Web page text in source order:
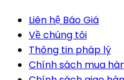
Liên hệ Báo Giá
Về chúng tôi
Thông tin pháp lý
Chính sách mua